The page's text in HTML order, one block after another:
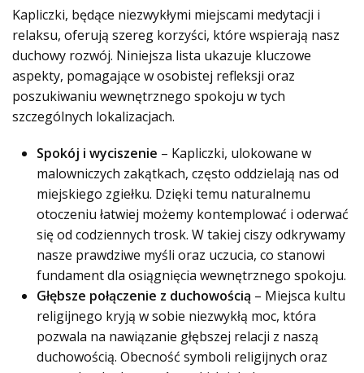
Kapliczki, będące niezwykłymi miejscami medytacji i
relaksu, oferują szereg korzyści, które wspierają nasz
duchowy rozwój. Niniejsza lista ukazuje kluczowe
aspekty, pomagające w osobistej refleksji oraz
poszukiwaniu wewnętrznego spokoju w tych
szczególnych lokalizacjach.
Spokój i wyciszenie – Kapliczki, ulokowane w
malowniczych zakątkach, często oddzielają nas od
miejskiego zgiełku. Dzięki temu naturalnemu
otoczeniu łatwiej możemy kontemplować i oderwać
się od codziennych trosk. W takiej ciszy odkrywamy
nasze prawdziwe myśli oraz uczucia, co stanowi
fundament dla osiągnięcia wewnętrznego spokoju.
Głębsze połączenie z duchowością – Miejsca kultu
religijnego kryją w sobie niezwykłą moc, która
pozwala na nawiązanie głębszej relacji z naszą
duchowością. Obecność symboli religijnych oraz